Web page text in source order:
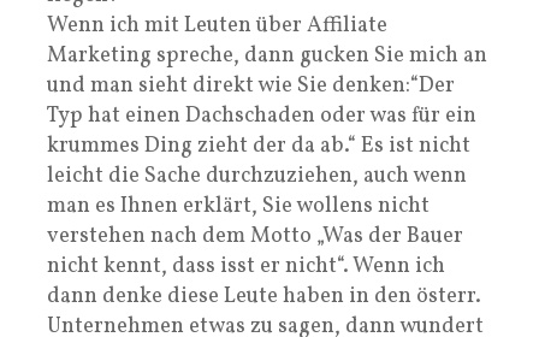
Wenn ich mit Leuten über Affiliate
Marketing spreche, dann gucken Sie mich an
und man sieht direkt wie Sie denken:“Der
Typ hat einen Dachschaden oder was für ein
krummes Ding zieht der da ab.“ Es ist nicht
leicht die Sache durchzuziehen, auch wenn
man es Ihnen erklärt, Sie wollens nicht
verstehen nach dem Motto „Was der Bauer
nicht kennt, dass isst er nicht“. Wenn ich
dann denke diese Leute haben in den österr.
Unternehmen etwas zu sagen, dann wundert